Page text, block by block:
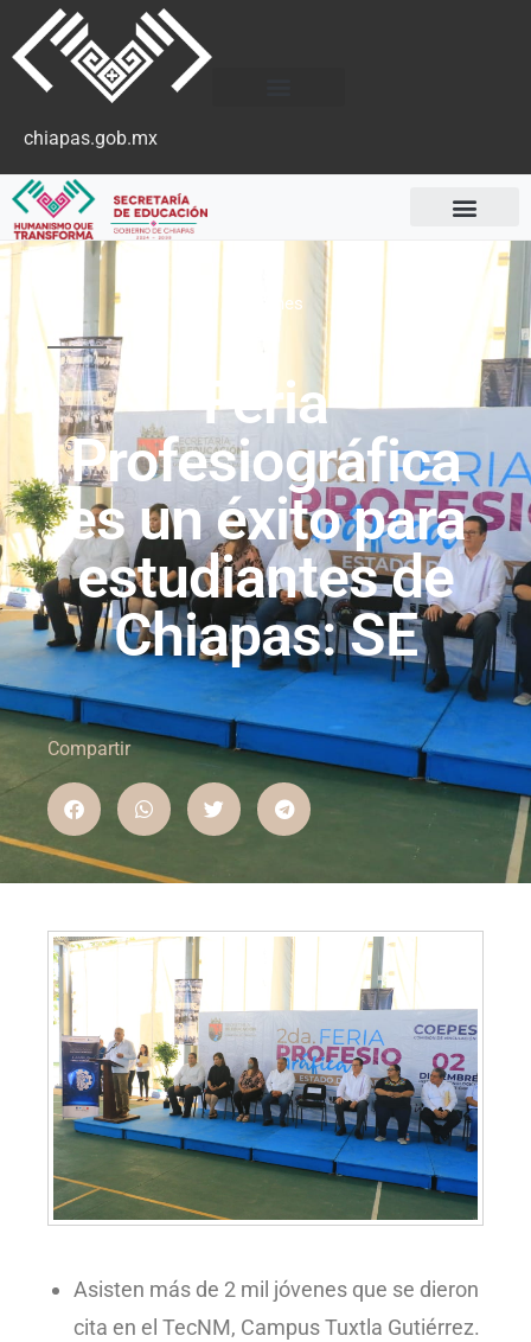
chiapas.gob.mx
Boletines
Feria
Profesiográfica
es un éxito para
estudiantes de
Chiapas: SE
Compartir
Asisten más de 2 mil jóvenes que se dieron
cita en el TecNM, Campus Tuxtla Gutiérrez.